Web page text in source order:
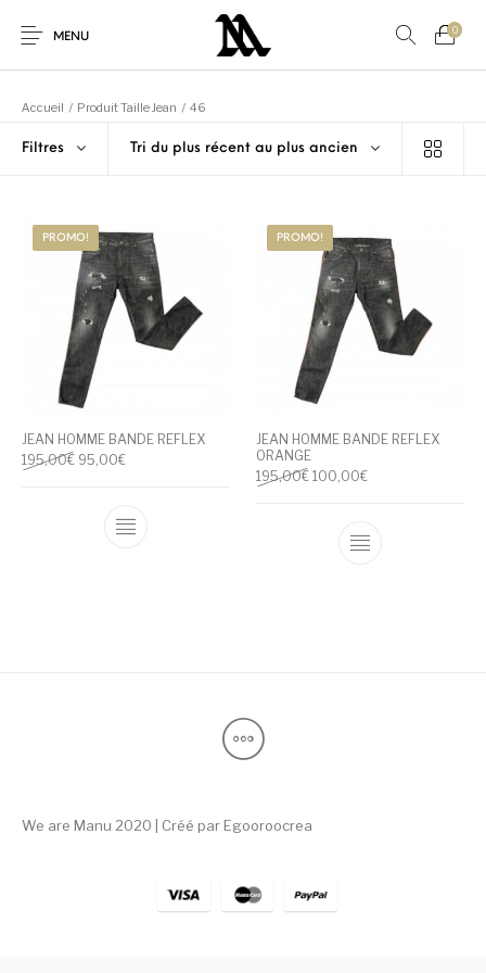
MENU
0
Nouveau! Pour Lui Promo
Vêtements
Accueil / Produit Taille Jean / 46
Filtres Tri du plus récent au plus ancien
PROMO!
JEAN HOMME BANDE REFLEX
195,00€ Le prix initial était : 195,00€.
95,00€Le prix actuel est : 95,00€.
Ce produit a plusieurs variations. Les
PROMO!
JEAN HOMME BANDE REFLEX
ORANGE
195,00€ Le prix initial était :
100,00€Le prix actuel est
Ce produit a
We are Manu 2020 | Créé par Egooroocrea